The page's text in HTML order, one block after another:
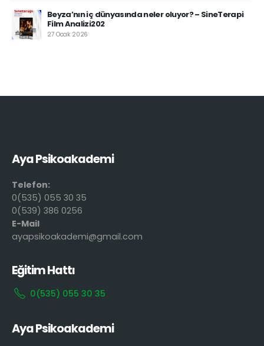
Beyza’nın iç dünyasında neler oluyor? – SineTerapi
Film Analizi202
27 Ocak 2026
Aya Psikoakademi
Telefon:
0(535) 055 30 35
0(539) 386 0256
E-Mail
ayapsikoakademi@gmail.com
Eğitim Hattı
0(535) 055 30 35
Aya Psikoakademi